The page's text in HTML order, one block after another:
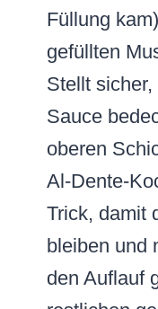
Füllung
gefüllten
Stellt
Sauce
oberen
Al-Dente-
Trick, damit
bleiben und
den Auflauf